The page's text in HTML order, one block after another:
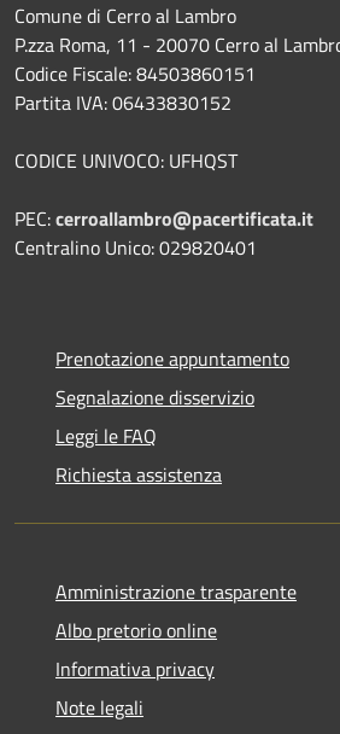
Comune di Cerro al Lambro
P.zza Roma, 11 - 20070 Cerro al
Codice Fiscale: 84503860151
Partita IVA: 06433830152
CODICE UNIVOCO: UFHQST
PEC:cerroallambro@pacertificata.it
Centralino Unico: 029820401
Prenotazione appuntamento
Segnalazione disservizio
Leggi le FAQ
Richiesta assistenza
Amministrazione trasparente
Albo pretorio online
Informativa privacy
Note legali